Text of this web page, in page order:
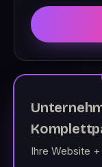
Ihre Website